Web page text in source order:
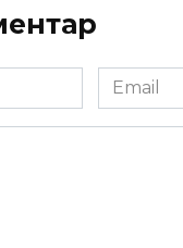
Email
*